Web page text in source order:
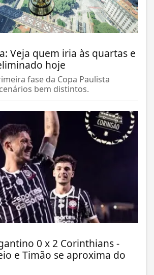
Veja quem iria às quartas e
hoje
fase da Copa Paulista
bem distintos.
0 x 2 Corinthians -
e Timão se aproxima do